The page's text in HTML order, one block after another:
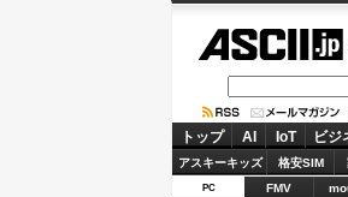
トップ AI IoT ビジ
アスキーキッズ 格安SIM
PC FMV